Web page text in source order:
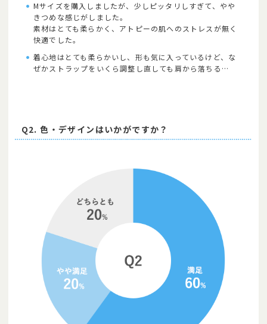
Mサイズを購入しましたが、少しピッタリしすぎて、やや
きつめな感じがしました。
素材はとても柔らかく、アトピーの肌へのストレスが無く
快適でした。
着心地はとても柔らかいし、形も気に入っているけど、な
ぜかストラップをいくら調整し直しても肩から落ちる…
Q2. 色・デザインはいかがですか？